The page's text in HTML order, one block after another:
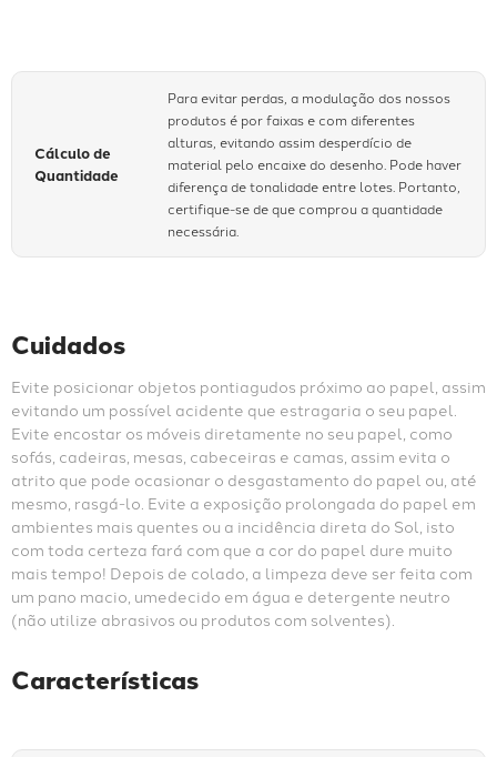
Cálculo de
Quantidade
Para evitar perdas, a modulação dos nossos
produtos é por faixas e com diferentes
alturas, evitando assim desperdício de
material pelo encaixe do desenho. Pode haver
diferença de tonalidade entre lotes. Portanto,
certifique-se de que comprou a quantidade
necessária.
Cuidados
Evite posicionar objetos pontiagudos próximo ao papel, assim
evitando um possível acidente que estragaria o seu papel.
Evite encostar os móveis diretamente no seu papel, como
sofás, cadeiras, mesas, cabeceiras e camas, assim evita o
atrito que pode ocasionar o desgastamento do papel ou, até
mesmo, rasgá-lo. Evite a exposição prolongada do papel em
ambientes mais quentes ou a incidência direta do Sol, isto
com toda certeza fará com que a cor do papel dure muito
mais tempo! Depois de colado, a limpeza deve ser feita com
um pano macio, umedecido em água e detergente neutro
(não utilize abrasivos ou produtos com solventes).
Características